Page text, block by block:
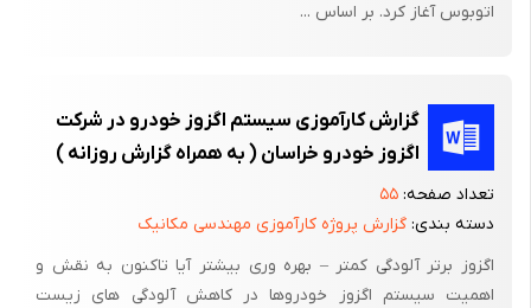
اتوبوس آغاز کرد. بر اساس ...
گزارش کارآموزی سیستم اگزوز خودرو در شرکت
اگزوز خودرو خراسان ( به همراه گزارش روزانه )
تعداد صفحه: ۵۵
دسته بندی: گزارش پروژه کارآموزی مهندسی مکانیک
اگزوز برتر آلودگی کمتر – بهره وری بیشتر آیا تاکنون به نقش و
اهمیت سیستم اگزوز خودروها در کاهش آلودگی های زیست